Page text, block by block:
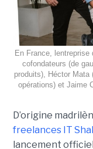
En France,
cofondateurs (de
produits), Héctor Mata
opérations) et Jaime
D’origine
freelances IT
lancement